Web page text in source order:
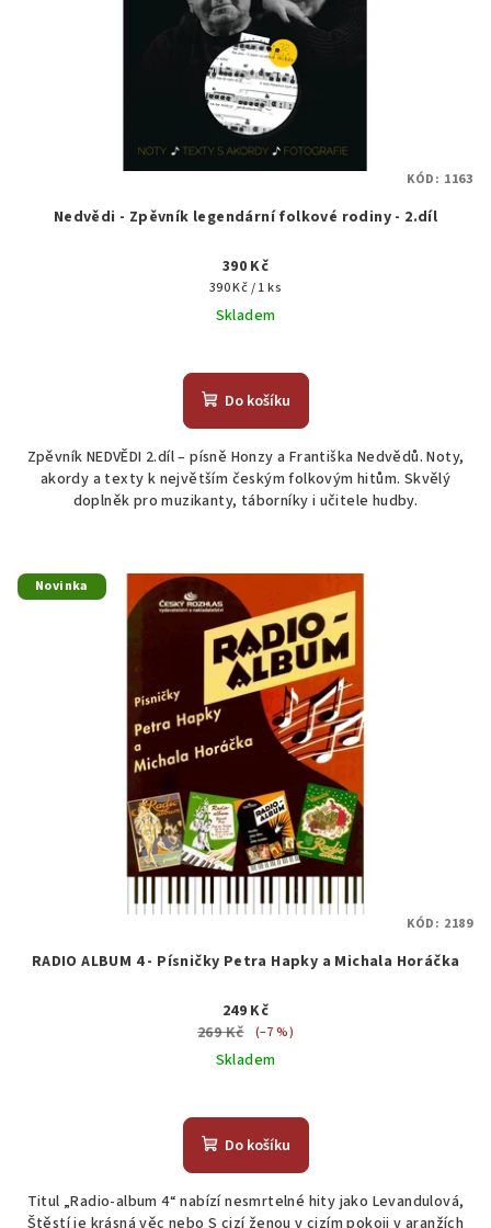
Nedvědi - Zpěvník legendární folkové rodiny - 2.díl
390 Kč
Měrná
cena:
390 Kč / 1 ks
Skladem
hodnocení
produktu
z
5
hvězdiček.
Do košíku
Zpěvník NEDVĚDI 2.díl – písně Honzy a Františka Nedvědů. Noty,
akordy a texty k největším českým folkovým hitům. Skvělý
doplněk pro muzikanty, táborníky i učitele hudby.
KÓD: 1163
Novinka
RADIO ALBUM 4 - Písničky Petra Hapky a Michala Horáčka
249 Kč
269 Kč
(–7 %)
Skladem
Do košíku
Titul „Radio-album 4“ nabízí nesmrtelné hity jako Levandulová,
KÓD: 2189